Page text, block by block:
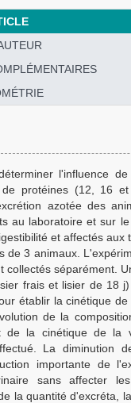
l'influence
de protéines (12, 16
azotée des
au laboratoire et sur
et affectés aux
de 3 animaux.
collectés séparément.
frais et lisier de 18
établir la cinétique de
de la
la cinétique de la
La diminution
importante de
sans affecter les
la quantité d'excréta,